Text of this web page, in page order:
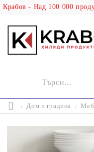
Дом и градина